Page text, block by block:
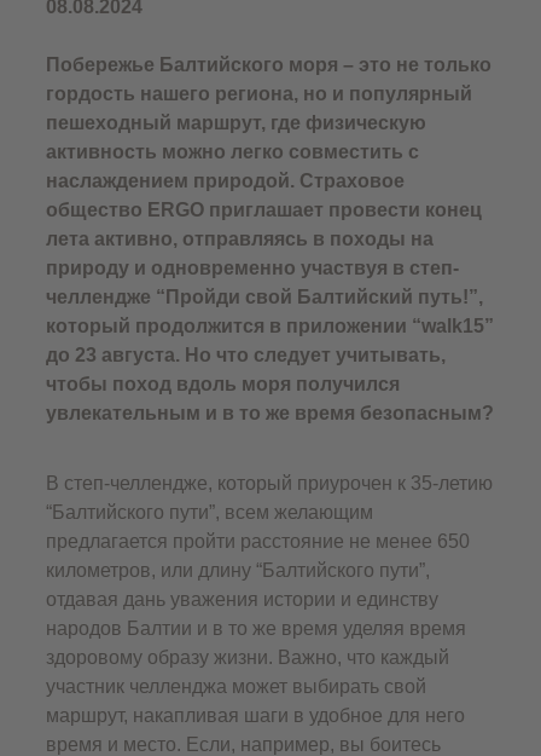
08.08.2024
Побережье Балтийского моря – это не только
гордость нашего региона, но и популярный
пешеходный маршрут, где физическую
активность можно легко совместить с
наслаждением природой. Страховое
общество ERGO приглашает провести конец
лета активно, отправляясь в походы на
природу и одновременно участвуя в степ-
челлендже “Пройди свой Балтийский путь!”,
который продолжится в приложении “walk15”
до 23 августа. Но что следует учитывать,
чтобы поход вдоль моря получился
увлекательным и в то же время безопасным?
В степ-челлендже, который приурочен к 35-летию
“Балтийского пути”, всем желающим
предлагается пройти расстояние не менее 650
километров, или длину “Балтийского пути”,
отдавая дань уважения истории и единству
народов Балтии и в то же время уделяя время
здоровому образу жизни. Важно, что каждый
участник челленджа может выбирать свой
маршрут, накапливая шаги в удобное для него
время и место. Если, например, вы боитесь